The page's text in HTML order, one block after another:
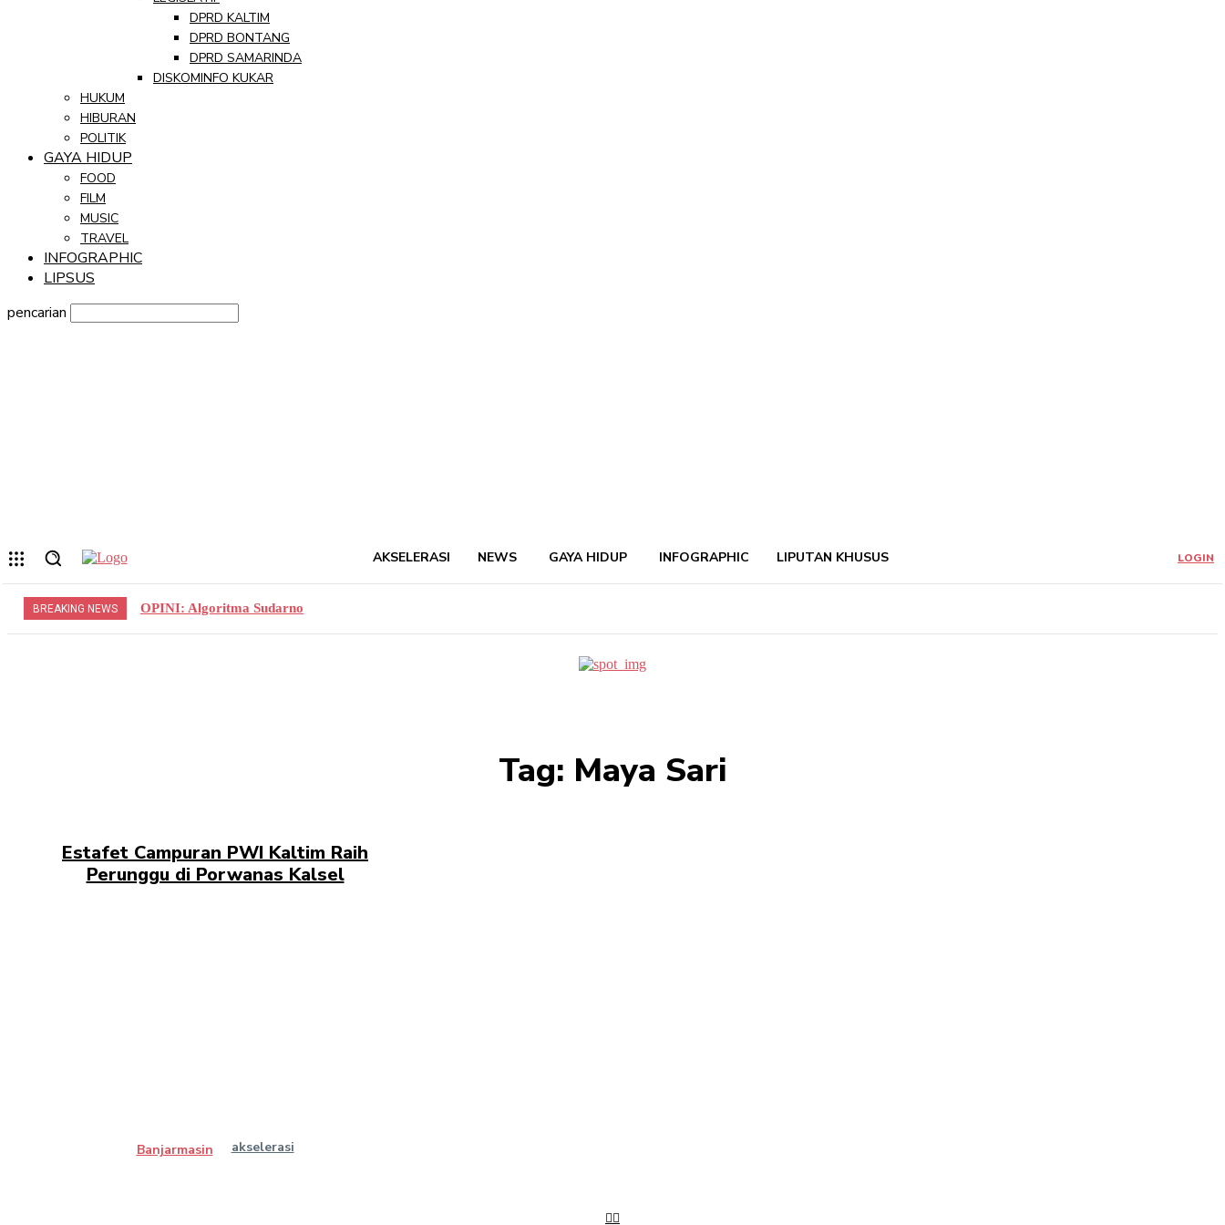
DPRD KALTIM
DPRD BONTANG
DPRD SAMARINDA
DISKOMINFO KUKAR
HUKUM
HIBURAN
POLITIK
GAYA HIDUP
FOOD
FILM
MUSIC
TRAVEL
INFOGRAPHIC
LIPSUS
pencarian
AKSELERASI NEWS GAYA HIDUP INFOGRAPHIC LIPUTAN KHUSUS LOGIN
BREAKING NEWS OPINI: Algoritma Sudarno
Tag: Maya Sari
Estafet Campuran PWI Kaltim Raih
Perunggu di Porwanas Kalsel
Banjarmasin akselerasi